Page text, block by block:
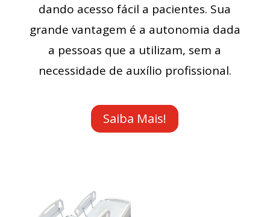
dando acesso fácil a pacientes. Sua
grande vantagem é a autonomia dada
a pessoas que a utilizam, sem a
necessidade de auxílio profissional.
Saiba Mais!